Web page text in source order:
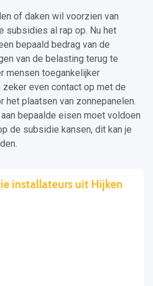
of daken wil voorzien van
subsidies al rap op. Nu het
bepaald bedrag van de
van de belasting terug te
mensen toegankelijker
even contact op met de
het plaatsen van zonnepanelen.
bepaalde eisen moet voldoen
de subsidie kansen, dit kan je
installateurs uit Hijken